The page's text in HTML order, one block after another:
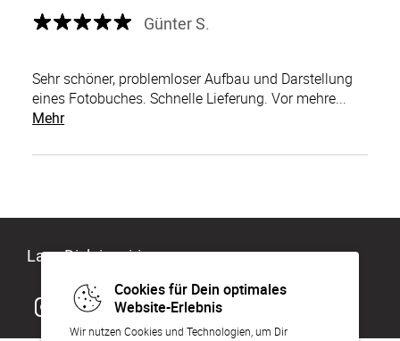
Cookies für Dein optimales
Website-Erlebnis
Wir nutzen Cookies und Technologien, um Dir
Günter S.
Sehr schöner, problemloser Aufbau und Darstellung
eines Fotobuches. Schnelle Lieferung. Vor mehre...
Mehr
Lass Dich inspirieren